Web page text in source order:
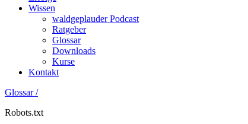
Wissen
waldgeplauder Podcast
Ratgeber
Glossar
Downloads
Kurse
Kontakt
Glossar /
Robots.txt